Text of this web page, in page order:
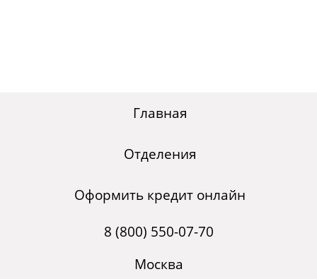
Главная
Отделения
Оформить кредит онлайн
8 (800) 550-07-70
Москва